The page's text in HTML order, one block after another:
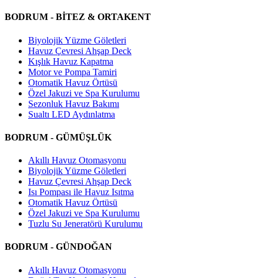
BODRUM - BİTEZ & ORTAKENT
Biyolojik Yüzme Göletleri
Havuz Çevresi Ahşap Deck
Kışlık Havuz Kapatma
Motor ve Pompa Tamiri
Otomatik Havuz Örtüsü
Özel Jakuzi ve Spa Kurulumu
Sezonluk Havuz Bakımı
Sualtı LED Aydınlatma
BODRUM - GÜMÜŞLÜK
Akıllı Havuz Otomasyonu
Biyolojik Yüzme Göletleri
Havuz Çevresi Ahşap Deck
Isı Pompası ile Havuz Isıtma
Otomatik Havuz Örtüsü
Özel Jakuzi ve Spa Kurulumu
Tuzlu Su Jeneratörü Kurulumu
BODRUM - GÜNDOĞAN
Akıllı Havuz Otomasyonu